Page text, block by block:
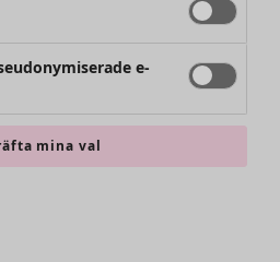
e-
mina val